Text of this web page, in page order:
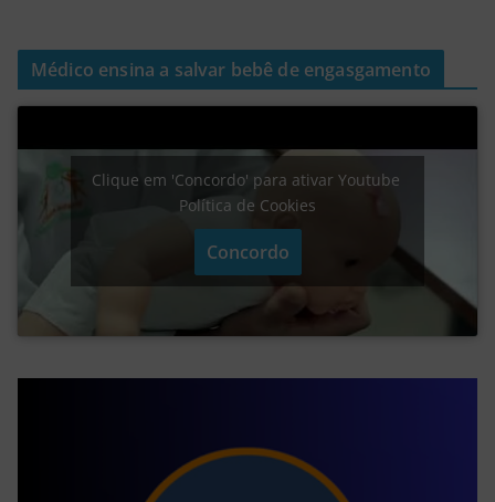
Médico ensina a salvar bebê de engasgamento
Clique em 'Concordo' para ativar Youtube
Política de Cookies
Concordo